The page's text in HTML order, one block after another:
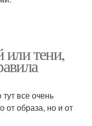
или тени,
все очень
от образа, но и от